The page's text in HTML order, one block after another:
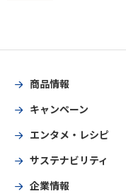
商品情報
キャンペーン
エンタメ・レシピ
サステナビリティ
企業情報